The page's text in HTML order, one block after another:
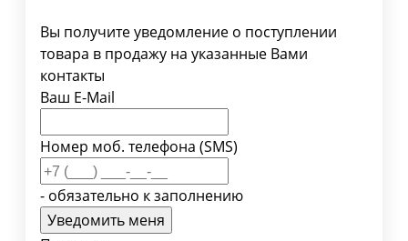
Вы получите уведомление о поступлении
товара в продажу на указанные Вами
контакты
Ваш E-Mail
Номер моб. телефона (SMS)
- обязательно к заполнению